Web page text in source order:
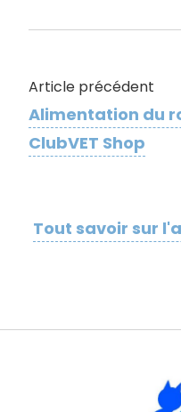
Article précédent
Alimentation du
ClubVET Shop
Tout savoir sur